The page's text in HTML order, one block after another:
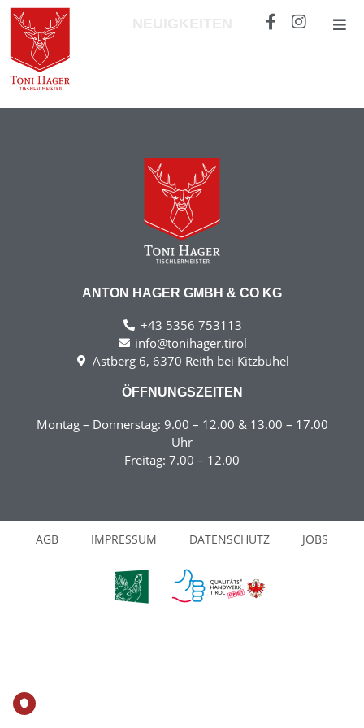
ANTON HAGER GMBH & CO KG
+43 5356 753113
info@tonihager.tirol
Astberg 6, 6370 Reith bei Kitzbühel
ÖFFNUNGSZEITEN
Montag – Donnerstag: 9.00 – 12.00 & 13.00 – 17.00
Uhr
Freitag: 7.00 – 12.00
AGB IMPRESSUM DATENSCHUTZ JOBS